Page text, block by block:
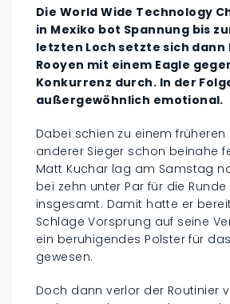
Die World Wide Technology
in Mexiko bot Spannung bis
letzten Loch setzte sich dann
Rooyen mit einem Eagle
Konkurrenz durch. In der
außergewöhnlich emotional.
Dabei schien zu einem früheren
anderer Sieger schon beinahe
Matt Kuchar lag am Samstag
bei zehn unter Par für die
insgesamt. Damit hatte er
Schläge Vorsprung auf seine
ein beruhigendes Polster für
gewesen.
Doch dann verlor der Routinier